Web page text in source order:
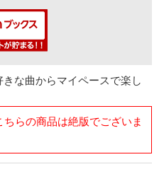
な曲からマイペースで楽し
らの商品は絶版でございま